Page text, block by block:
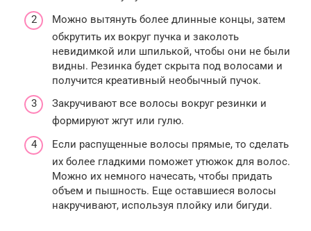
Можно вытянуть более длинные концы, затем
обкрутить их вокруг пучка и заколоть
невидимкой или шпилькой, чтобы они не были
видны. Резинка будет скрыта под волосами и
получится креативный необычный пучок.
Закручивают все волосы вокруг резинки и
формируют жгут или гулю.
Если распущенные волосы прямые, то сделать
их более гладкими поможет утюжок для волос.
Можно их немного начесать, чтобы придать
объем и пышность. Еще оставшиеся волосы
накручивают, используя плойку или бигуди.